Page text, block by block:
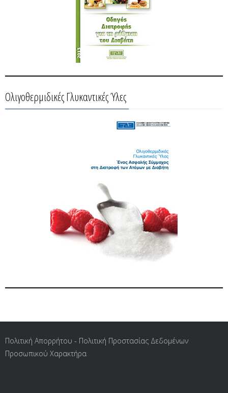
Ολιγοθερμιδικές Γλυκαντικές Ύλες
Πολιτική Απορρήτου - Πολιτική Προστασίας Δεδομένων
Προσωπικού Χαρακτήρα